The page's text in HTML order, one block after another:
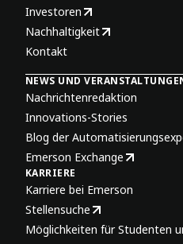
Investoren
Nachhaltigkeit
Kontakt
NEWS UND
Nachrichtenredaktion
Innovations-Stories
Blog der
Emerson Exchange
KARRIERE
Karriere bei Emerson
Stellensuche
Möglichkeiten für Studenten